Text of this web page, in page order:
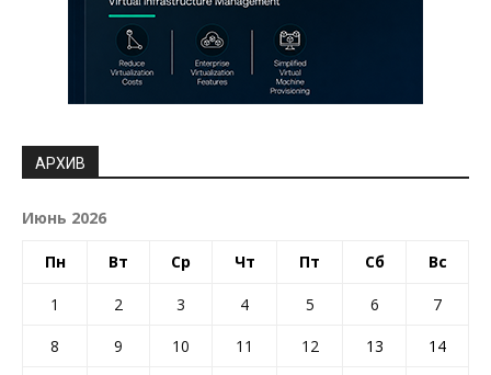
АРХИВ
Июнь 2026
Пн Вт Ср Чт Пт Сб Вс
1 2 3 4 5 6
7
8
9 10 11 12 13
14